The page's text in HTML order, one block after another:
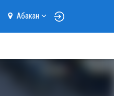
Абакан